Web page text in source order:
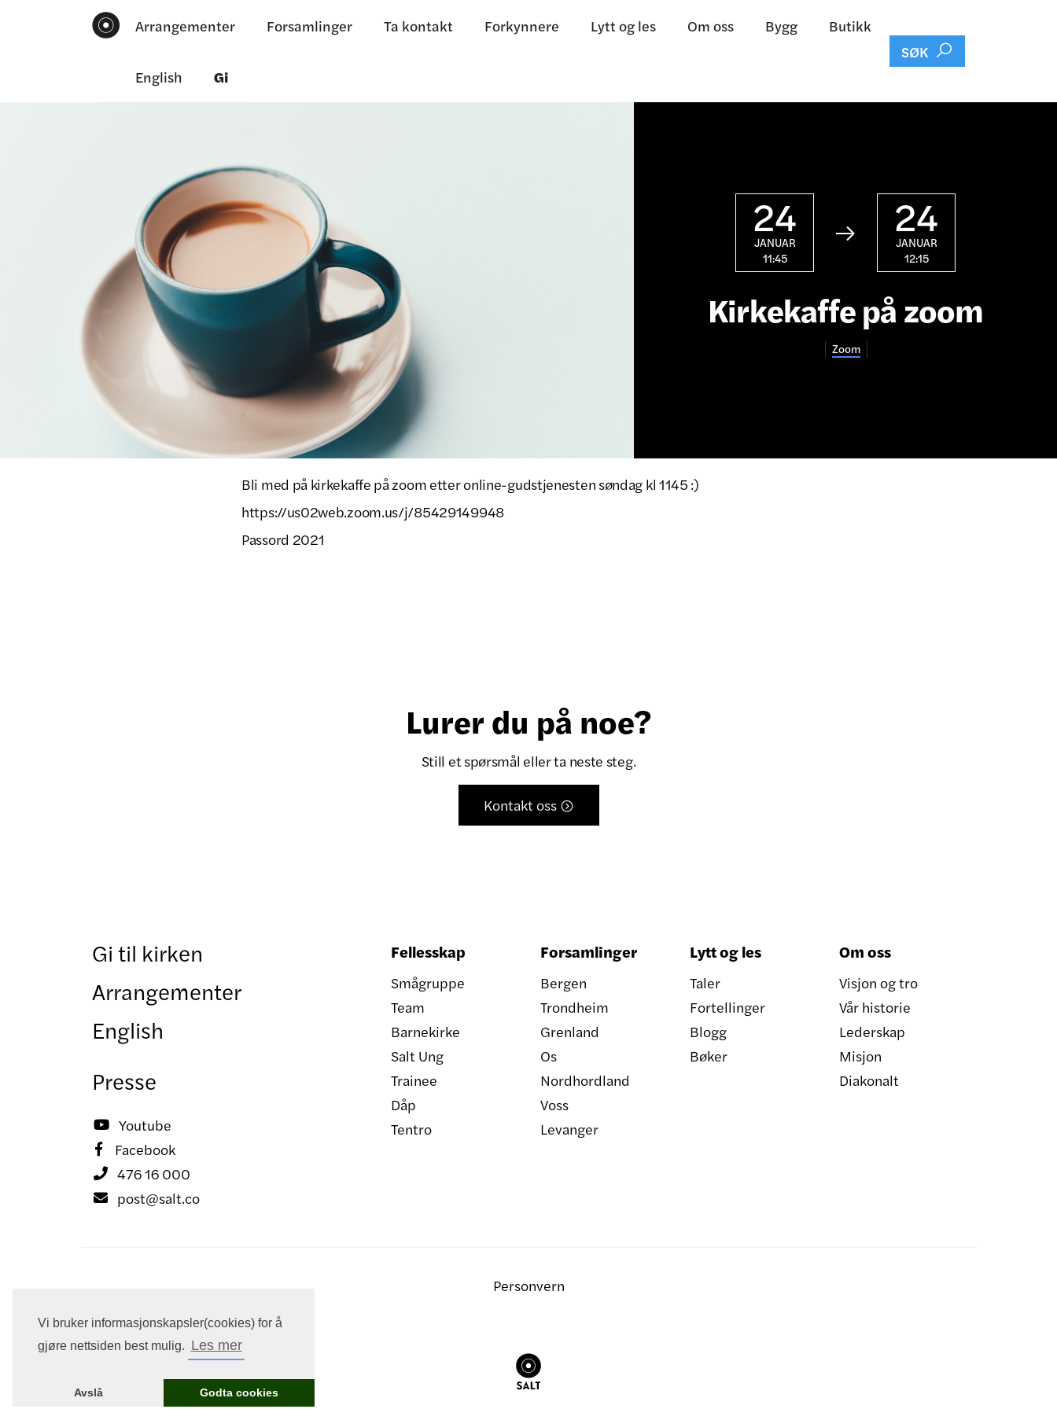
Vi bruker informasjonskapsler(cookies) for å
gjøre nettsiden best mulig. Les mer
Avslå Godta cookies
Arrangementer Forsamlinger Ta kontakt Forkynnere Lytt og les Om oss Bygg Butikk
English Gi
SØK 
24
JANUAR
11:45
 24
JANUAR
12:15
Kirkekaffe på zoom
Zoom
Bli med på kirkekaffe på zoom etter online-gudstjenesten søndag kl 1145 :)
https://us02web.zoom.us/j/85429149948
Passord 2021
Lurer du på noe?
Still et spørsmål eller ta neste steg.
Kontakt oss 
Gi til kirken
Arrangementer
English
Presse
 Youtube
 Facebook
 476 16 000
 post@salt.co
Fellesskap
Smågruppe
Team
Barnekirke
Salt Ung
Trainee
Dåp
Tentro
Forsamlinger
Bergen
Trondheim
Grenland
Os
Nordhordland
Voss
Levanger
Lytt og les
Taler
Fortellinger
Blogg
Bøker
Om oss
Visjon og tro
Vår historie
Lederskap
Misjon
Diakonalt
Personvern